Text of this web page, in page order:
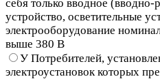
себя только вводное (вводно-
устройство, осветительные
электрооборудование
выше 380 В
У Потребителей,
электроустановок которых